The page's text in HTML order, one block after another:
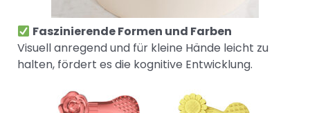
Faszinierende Formen und Farben
Visuell anregend und für kleine Hände leicht zu
halten, fördert es die kognitive Entwicklung.